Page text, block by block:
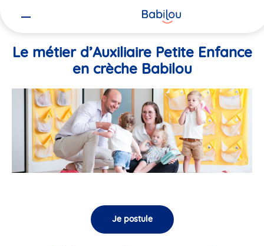
Le métier d’Auxiliaire Petite Enfance
en crèche Babilou
Je postule